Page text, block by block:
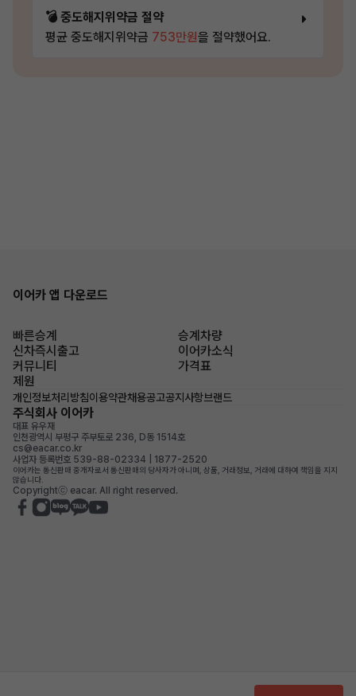
💣 중도해지위약금 절약
평균 중도해지위약금 753만원을 절약했어요.
이어카 앱 다운로드
빠른승계
승계차량
신차즉시출고
이어카소식
커뮤니티
가격표
제원
개인정보처리방침이용약관채용공고공지사항브랜드
주식회사 이어카
대표 유우재
인천광역시 부평구 주부토로 236, D동 1514호
cs@eacar.co.kr
사업자 등록번호 539-88-02334 | 1877-2520
이어카는 통신판매 중개자로서 통신판매의 당사자가 아니며, 상품, 거래정보, 거래에 대하여 책임을 지지
않습니다.
Copyrightⓒ eacar. All right reserved.